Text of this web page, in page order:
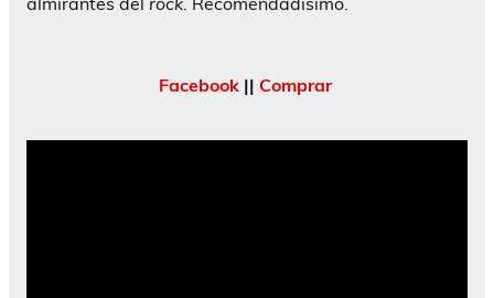
Facebook|| Comprar